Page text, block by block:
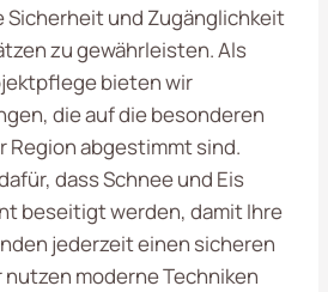
Sicherheit und Zugänglichkeit
zu gewährleisten. Als
bieten wir
die auf die besonderen
Region abgestimmt sind.
dass Schnee und Eis
beseitigt werden, damit Ihre
jederzeit einen sicheren
nutzen moderne Techniken